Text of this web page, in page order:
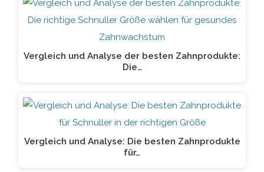
Vergleich und Analyse der besten Zahnprodukte:
Die…
Vergleich und Analyse: Die besten Zahnprodukte
für…